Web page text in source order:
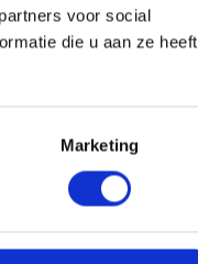
voor social
die u aan ze heeft
Marketing